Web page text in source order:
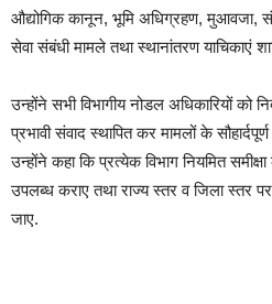
औद्योगिक कानून, भूमि अधिग्रहण, मुआवजा,
सेवा संबंधी मामले तथा स्थानांतरण याचिकाएं
उन्होंने सभी विभागीय नोडल अधिकारियों को
प्रभावी संवाद स्थापित कर मामलों के
उन्होंने कहा कि प्रत्येक विभाग नियमित
उपलब्ध कराए तथा राज्य स्तर व जिला स्तर
जाए.